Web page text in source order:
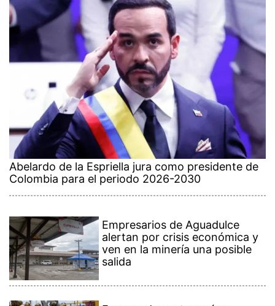
Abelardo de la Espriella jura como presidente de
Colombia para el periodo 2026-2030
Empresarios de Aguadulce
alertan por crisis económica y
ven en la minería una posible
salida